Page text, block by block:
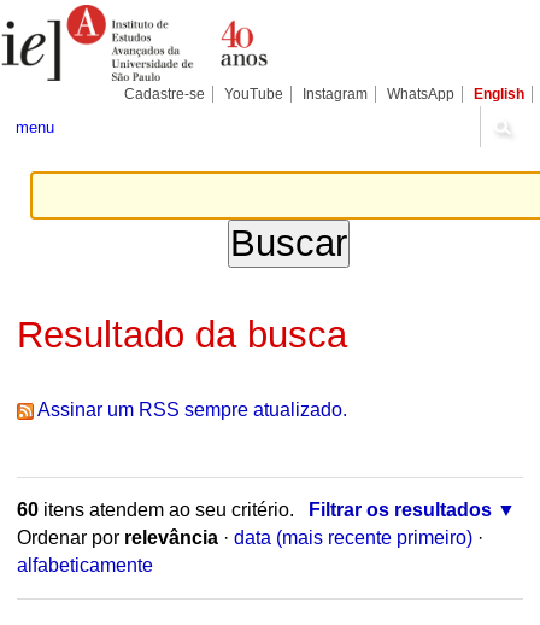
para
conteúdo.
Pessoais
Cadastre-se YouTube Instagram WhatsApp English
menu
Resultado da busca
Assinar um RSS sempre atualizado.
60itens atendem ao seu critério.
Filtrar os resultados
Ordenar por relevância · data (mais recente primeiro) ·
alfabeticamente